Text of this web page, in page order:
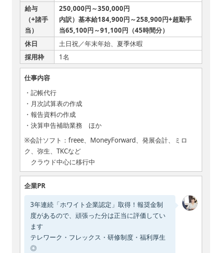
給与
（+諸手
当）
250,000円～350,000円
内訳）基本給184,900円～258,900円+超勤手
当65,100円～91,100円（45時間分）
休日
土日祝／年末年始、夏季休暇
採用枠
1名
仕事内容
・記帳代行
・月次試算表の作成
・報告資料の作成
・決算申告補助業務 ほか
※会計ソフト：freee、MoneyForward、発展会計、ミロ
ク、弥生、TKCなど
クラウド中心に移行中
企業PR
3年連続「ホワイト企業認定」取得！報奨金制
度があるので、頑張った分は正当に評価してい
ます
テレワーク・フレックス・研修制度・福利厚生
◎